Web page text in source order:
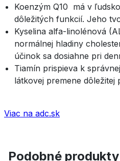
Koenzým Q10 má v
dôležitých funkcií. Jeho
Kyselina alfa-linolénová
normálnej hladiny
účinok sa dosiahne pri
Tiamín prispieva k
látkovej premene dôležitej
Viac na adc.sk
Podobné produkty